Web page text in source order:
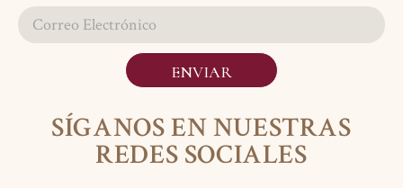
SÍGANOS EN NUESTRAS
REDES SOCIALES
ENVIAR